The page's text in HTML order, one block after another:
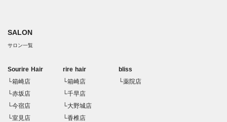
SALON
サロン一覧
Sourire Hair
└箱崎店
└赤坂店
└今宿店
└室見店
rire hair
└箱崎店
└千早店
└大野城店
└香椎店
bliss
└薬院店